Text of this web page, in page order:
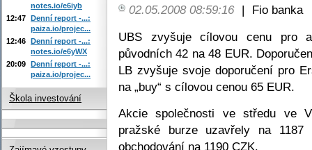
02.05.2008 08:59:16 |
Fio banka
UBS zvyšuje cílovou cenu pro
původních 42 na 48 EUR.
LB zvyšuje svoje doporučení pro
na „buy“ s cílovou cenou 65 EUR.
Akcie společnosti ve středu ve
pražské burze uzavřely na 1187
obchodování na 1190 CZK.
notes.io/e6iyb
12:47 Denní report -...:
paiza.io/projec...
12:46 Denní report -...:
notes.io/e6yWX
20:09 Denní report -...:
paiza.io/projec...
Škola investování